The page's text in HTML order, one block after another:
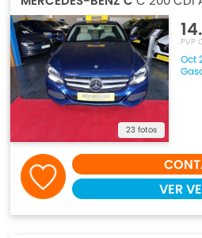
23 fotos
PVP
Oct
VER